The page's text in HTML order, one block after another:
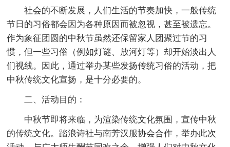
社会的不断发展，人们生活的节奏加快，一般传统
节日的习俗都会因为各种原因而被忽视，甚至被遗忘。
作为象征团圆的中秋节虽然还保留家人团聚过节的习
惯，但一些习俗（例如灯谜、放河灯等）却开始淡出人
们视线。因此，通过举办某些发扬传统习俗的活动，把
中秋传统文化宣扬，是十分必要的。
二、活动目的：
中秋节即将来临，为渲染传统文化氛围，宣传中秋
的传统文化。踏浪诗社与南芳汉服协会合作，举办此次